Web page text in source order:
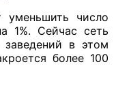
уменьшить число
1%. Сейчас сеть
заведений в этом
более 100